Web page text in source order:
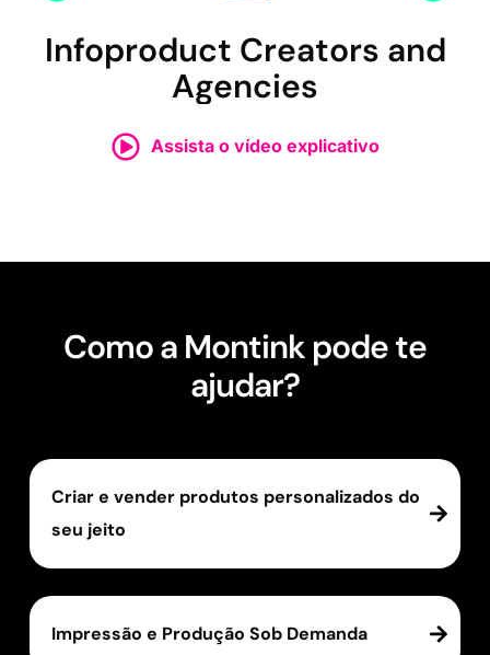
Infoproduct Creators and
Agencies
Assista o vídeo explicativo
Como a Montink pode te
ajudar?
Criar e vender produtos personalizados do
seu jeito
Impressão e Produção Sob Demanda